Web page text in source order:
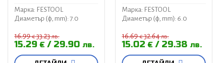
Марка: FESTOOL
Диаметър (ф, mm): 7.0
16.99€33.23лв.
15.29 € 29.90 лв.
Марка: FESTOOL
Диаметър (ф, mm): 6.0
16.69€32.64лв.
15.02 € 29.38 лв.